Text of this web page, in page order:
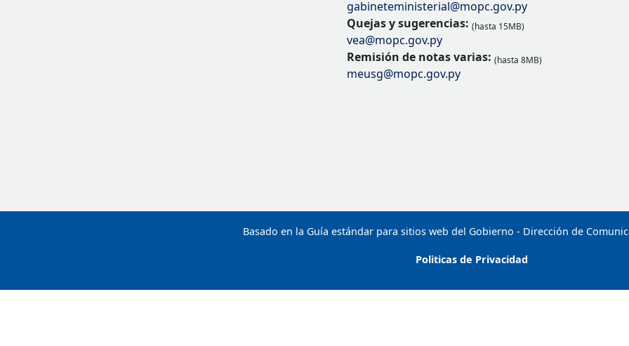
gabineteministerial@mopc.gov.py
Quejas y sugerencias: (hasta 15MB)
vea@mopc.gov.py
Remisión de notas varias: (hasta 8MB)
meusg@mopc.gov.py
Basado en la Guía estándar para sitios web del Gobierno - Dirección de
Politicas de Privacidad